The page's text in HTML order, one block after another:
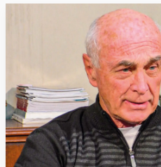
que
la
plata
no
sale